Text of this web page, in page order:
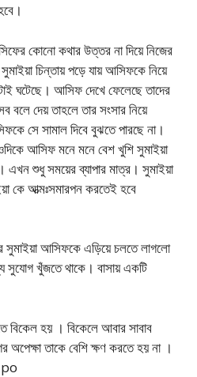
কোনো কথার ‍উত্তর না দিয়ে নিজের
চিন্তায় পড়ে যায় আসিফকে নিয়ে
ঘটেছে। আসিফ দেখে ফেলেছে তাদের
দেয় তাহলে তার সংসার নিয়ে
সে সামাল দিবে বুঝতে পারছে না।
আসিফ মনে মনে বেশ খুশি সুমাইয়া
এখন শুধু সময়ের ব্যাপার মাত্র। সুমাইয়া
কে আত্মঃসমারপন করতেই হবে
সুমাইয়া আসিফকে এড়িয়ে চলতে লাগলো
সুযোগ খুঁজতে থাকে। বাসায় একটি
বিকেল হয় । বিকেলে আবার সাবাব
তাকে বেশি ক্ষণ করতে হয় না ।